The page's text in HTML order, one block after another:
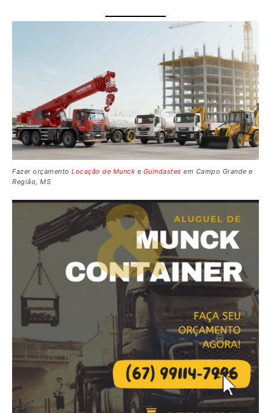
Fazer orçamento Locação de Munck e Guindastes em Campo Grande e
Região, MS